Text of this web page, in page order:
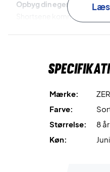
Opbyg din egen stil, med
Shortsene kommer i en flot
til storset alle.
Farve: SortMærke:
Farve:
Størrelse:
8
Køn: